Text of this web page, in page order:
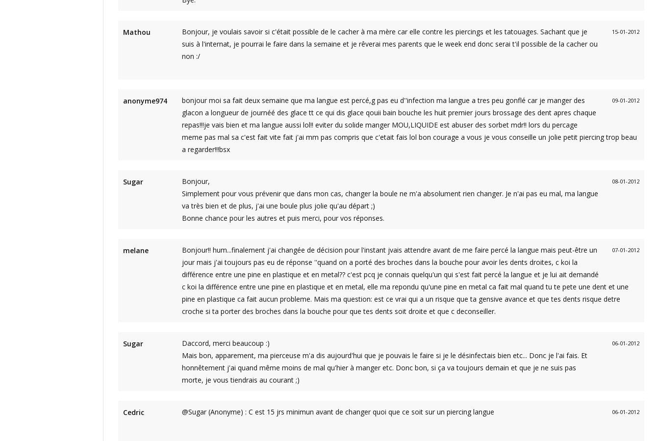
Mathou 15-01-2012
Bonjour, je voulais savoir si c'était possible de le cacher à ma mère car elle contre les piercings et les tatouages. Sachant que je
suis à l'internat, je pourrai le faire dans la semaine et je rêverai mes parents que le week end donc serai t'il possible de la cacher ou
non :/
anonyme974 09-01-2012
bonjour moi sa fait deux semaine que ma langue est percé,g pas eu d''infection ma langue a tres peu gonflé car je manger des
glacon a longueur de journéé des glace tt ce qui dis glace qouii bain bouche les huit premier jours brossage des dent apres chaque
repas!!!je vais bien et ma langue aussi lol!! eviter du solide manger MOU,LIQUIDE est abuser des sorbet mdr!! lors du percage
meme pas mal sa c'est fait vite fait j'ai mm pas compris que c'etait fais lol bon courage a vous je vous conseille un jolie petit piercing trop beau
a regarder!!!bsx
Sugar 08-01-2012
Bonjour,
Simplement pour vous prévenir que dans mon cas, changer la boule ne m'a absolument rien changer. Je n'ai pas eu mal, ma langue
va très bien et de plus, j'ai une boule plus jolie qu'au départ ;)
Bonne chance pour les autres et puis merci, pour vos réponses.
melane 07-01-2012
Bonjour!! hum...finalement j'ai changée de décision pour l'instant jvais attendre avant de me faire percé la langue mais peut-être un
jour mais j'ai toujours pas eu de réponse ''quand on a porté des broches dans la bouche pour avoir les dents droites, c koi la
différence entre une pine en plastique et en metal?? c'est pcq je connais quelqu'un qui s'est fait percé la langue et je lui ait demandé
c koi la différence entre une pine en plastique et en metal, elle ma repondu qu'une pine en metal ca fait mal quand tu te pete une dent et une
pine en plastique ca fait aucun probleme. Mais ma question: est ce vrai qui a un risque que ta gensive avance et que tes dents risque detre
croche si ta porter des broches dans la bouche pour que tes dents soit droite et que c deconseiller.
Sugar 06-01-2012
Daccord, merci beaucoup :)
Mais bon, apparement, ma pierceuse m'a dis aujourd'hui que je pouvais le faire si je le désinfectais bien etc... Donc je l'ai fais. Et
honnêtement j'ai quand même moins de mal qu'hier à manger etc. Donc bon, si ça va toujours demain et que je ne suis pas
morte, je vous tiendrais au courant ;)
Cedric 06-01-2012
@Sugar (Anonyme) : C est 15 jrs minimun avant de changer quoi que ce soit sur un piercing langue